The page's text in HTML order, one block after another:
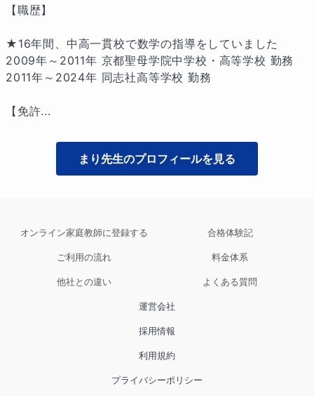
【職歴】
★16年間、中高一貫校で数学の指導をしていました
2009年～2011年 京都聖母学院中学校・高等学校 勤務
2011年～2024年 同志社高等学校 勤務
【免許...
まり 先生のプロフィールを見る
オンライン家庭教師に登録する 合格体験記
ご利用の流れ 料金体系
他社との違い よくある質問
運営会社
採用情報
利用規約
プライバシーポリシー